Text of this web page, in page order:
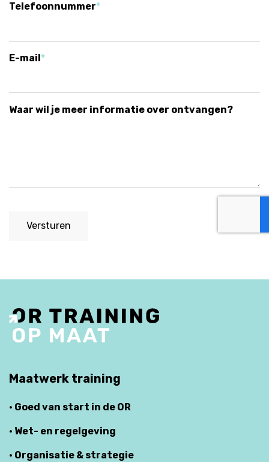
Telefoonnummer
E-mail
Waar wil je meer informatie over ontvangen?
Versturen
Maatwerk training
· Goed van start in de OR
· Wet- en regelgeving
· Organisatie & strategie